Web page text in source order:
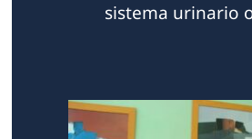
sistema urinario